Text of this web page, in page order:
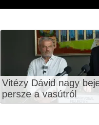
Vitézy Dávid nagy
persze a vasútról